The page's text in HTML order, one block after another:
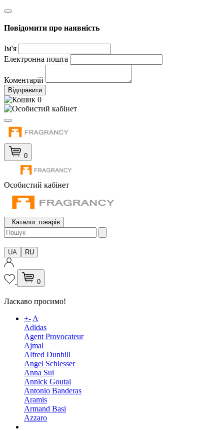
Повідомити про наявність
Ім'я
Електронна пошта
Коментарій
Відправити
0
0
Особистий кабінет
Каталог товарів
UA RU
0
Ласкаво просимо!
+-A
Adidas
Agent Provocateur
Ajmal
Alfred Dunhill
Angel Schlesser
Anna Sui
Annick Goutal
Antonio Banderas
Aramis
Armand Basi
Azzaro